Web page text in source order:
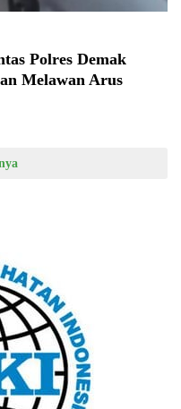
Polres Demak
Melawan Arus